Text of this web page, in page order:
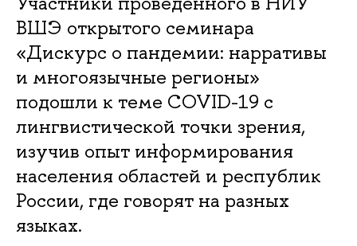
ВШЭ открытого семинара
«Дискурс о пандемии: нарративы
и многоязычные регионы»
подошли к теме COVID-19 с
лингвистической точки зрения,
изучив опыт информирования
населения областей и республик
России, где говорят на разных
языках.